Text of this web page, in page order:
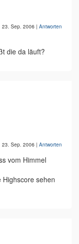
23. Sep. 2006 | Antworten
die da läuft?
23. Sep. 2006 | Antworten
vom Himmel
sehen